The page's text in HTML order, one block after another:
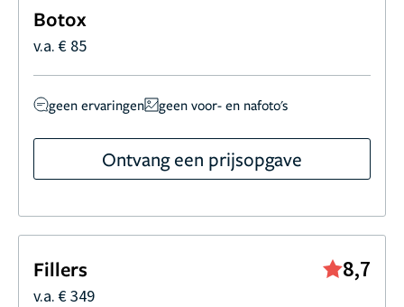
Botox
v.a. € 85
geen ervaringen geen voor- en nafoto's
Ontvang een prijsopgave
Fillers 8,7
v.a. € 349